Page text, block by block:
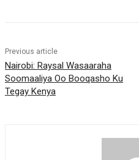
Previous article
Nairobi: Raysal Wasaaraha
Soomaaliya Oo Booqasho Ku
Tegay Kenya